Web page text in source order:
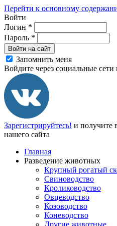
Перейти к основному
Войти
Логин *
Пароль *
Войти на сайт
Запомнить меня
Войдите через социальные
Зарегистрируйтесь! и получите
нашего сайта
Главная
Разведение животных
Крупный рогатый
Свиноводство
Кролиководство
Овцеводство
Козоводство
Коневодство
Другие животные